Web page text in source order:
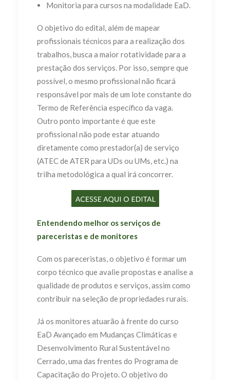
Monitoria para cursos na modalidade EaD.
O objetivo do edital, além de mapear
profissionais técnicos para a realização dos
trabalhos, busca a maior rotatividade para a
prestação dos serviços. Por isso, sempre que
possível, o mesmo profissional não ficará
responsável por mais de um lote constante do
Termo de Referência específico da vaga.
Outro ponto importante é que este
profissional não pode estar atuando
diretamente como prestador(a) de serviço
(ATEC de ATER para UDs ou UMs, etc.) na
trilha metodológica a qual irá concorrer.
Entendendo melhor os serviços de
pareceristas e de monitores
Com os pareceristas, o objetivo é formar um
corpo técnico que avalie propostas e analise a
qualidade de produtos e serviços, assim como
contribuir na seleção de propriedades rurais.
Já os monitores atuarão à frente do curso
EaD Avançado em Mudanças Climáticas e
Desenvolvimento Rural Sustentável no
Cerrado, uma das frentes do Programa de
Capacitação do Projeto. O objetivo do